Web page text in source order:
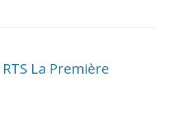
La Première